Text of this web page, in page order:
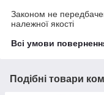
Законом не
належної якості
Всі умови
Подібні товари